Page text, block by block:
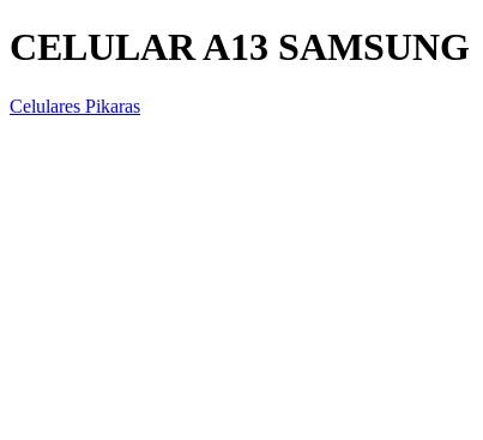
CELULAR A13 SAMSUNG
Celulares Pikaras